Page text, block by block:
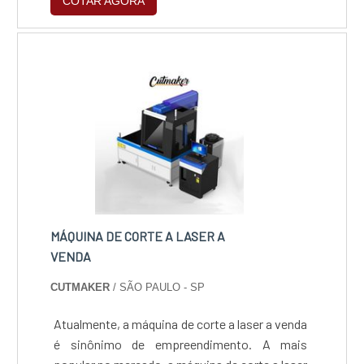
padrão, a empresa conta com profissionais
especializados e instalações modernas e em
de todos.A SN indústria Metalúrgica Eireli é
uma empresa que tem se destacado no
segmento pela idoneidade em tudo que faz, o
que garante o sucesso aos parceiros de ponta
MÁQUINA DE CORTE A LASER A
VENDA
CUTMAKER / SÃO PAULO - SP
Atualmente, a máquina de corte a laser a venda
é sinônimo de empreendimento. A mais